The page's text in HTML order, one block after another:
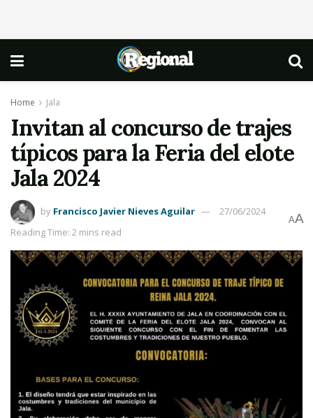
Home Jala
Invitan al concurso de trajes
típicos para la Feria del elote
Jala 2024
by Francisco Javier Nieves Aguilar
27/06/2024
Reading Time: 2 mins read
AA